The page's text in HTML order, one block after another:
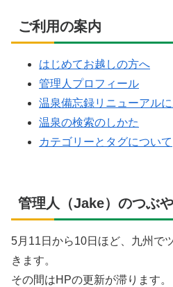
ご利用の案内
はじめてお越しの方へ
管理人プロフィール
温泉備忘録リニューアル
温泉の検索のしかた
カテゴリーとタグについて
管理人（Jake）のつぶ
5月11日から10日ほど、九州で
きます。
その間はHPの更新が滞ります。